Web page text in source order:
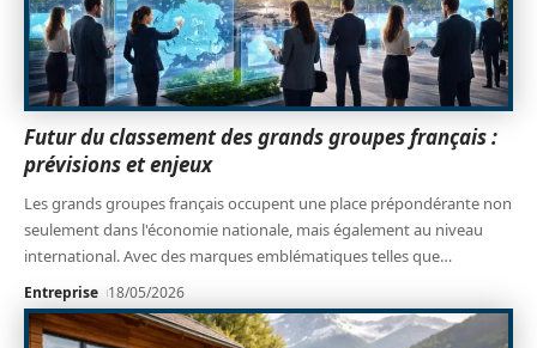
Futur du classement des grands groupes français :
prévisions et enjeux
Les grands groupes français occupent une place prépondérante non
seulement dans l'économie nationale, mais également au niveau
international. Avec des marques emblématiques telles que…
Entreprise 18/05/2026